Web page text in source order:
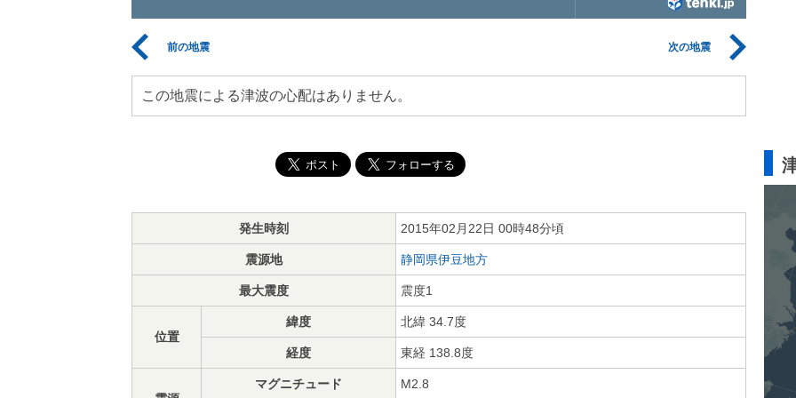
前の地震 次の地震
この地震による津波の心配はありません。
発生時刻 2015年02月22日 00時48分頃
震源地 静岡県伊豆地方
最大震度 震度1
位置
緯度 北緯 34.7度
経度 東経 138.8度
マグニチュード M2.8